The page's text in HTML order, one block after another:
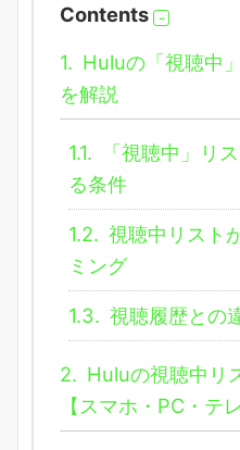
Contents
1. Huluの「視聴中
を解説
1.1.
「視聴中」リ
る条件
1.2. 視聴中リスト
ミング
1.3. 視聴履歴との
2. Huluの視聴中リ
【スマホ・PC・テ